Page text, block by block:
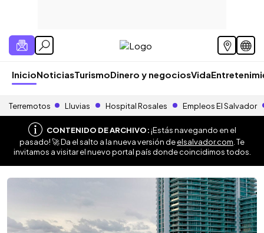
InicioNoticiasTurismoDinero y negociosVida
Terremotos Lluvias Hospital Rosales Empleos El Salvador
CONTENIDO DE ARCHIVO:¡Estás navegando en el
pasado! 🚀 Da el salto a la nueva versión deelsalvador.com . Te
invitamos a visitar el nuevo portal país donde coincidimos todos.